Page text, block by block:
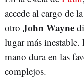
accede al cargo de
otro John Wayne
lugar más inestable.
mano dura en las
complejos.